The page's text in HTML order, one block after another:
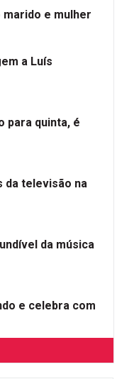
marido e mulher
a Luís
para quinta, é
da televisão na
da música
e celebra com